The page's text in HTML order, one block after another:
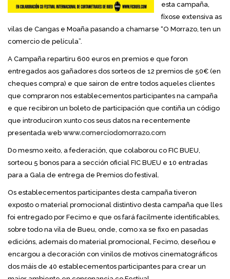
esta campaña,
fíxose extensiva as
vilas de Cangas e Moaña pasando a chamarse “O Morrazo, ten un
comercio de película”.
A Campaña repartiru 600 euros en premios e que foron
entregados aos gañadores dos sorteos de 12 premios de 50€ (en
cheques compra) e que sairon de entre todos aqueles clientes
que compraron nos establecementos participantes na campaña
e que recibiron un boleto de participación que contiña un código
que introduciron xunto cos seus datos na recentemente
presentada web www.comerciodomorrazo.com
Do mesmo xeito, a federación, que colaborou co FIC BUEU,
sorteou 5 bonos para a sección oficial FIC BUEU e 10 entradas
para a Gala de entrega de Premios do festival.
Os establecementos participantes desta campaña tiveron
exposto o material promocional distintivo desta campaña que lles
foi entregado por Fecimo e que os fará facilmente identificables,
sobre todo na vila de Bueu, onde, como xa se fixo en pasadas
edicións, ademais do material promocional, Fecimo, deseñou e
encargou a decoración con vinilos de motivos cinematográficos
dos máis de 40 establecementos participantes para crear un